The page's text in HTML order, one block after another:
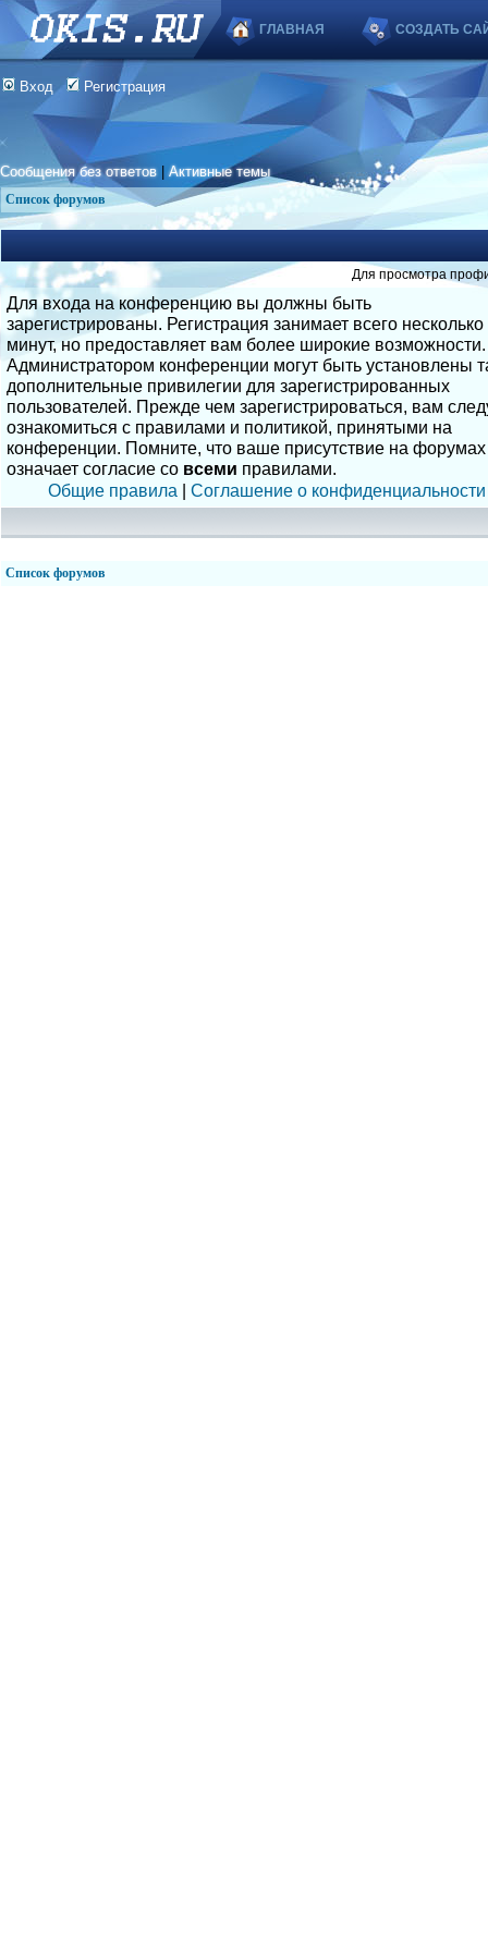
ГЛАВНАЯ СОЗДАТЬ
Вход Регистрация
Сообщения без ответов |Активные темы
Список форумов
Для просмотра
Для входа на конференцию вы должны быть
зарегистрированы. Регистрация занимает всего несколько
минут, но предоставляет вам более широкие возможности.
Администратором конференции могут быть установлены
дополнительные привилегии для зарегистрированных
пользователей. Прежде чем зарегистрироваться, вам
ознакомиться с правилами и политикой, принятыми на
конференции. Помните, что ваше присутствие на форумах
означает согласие со всеми правилами.
Общие правила | Соглашение о конфиденциальности
Список форумов